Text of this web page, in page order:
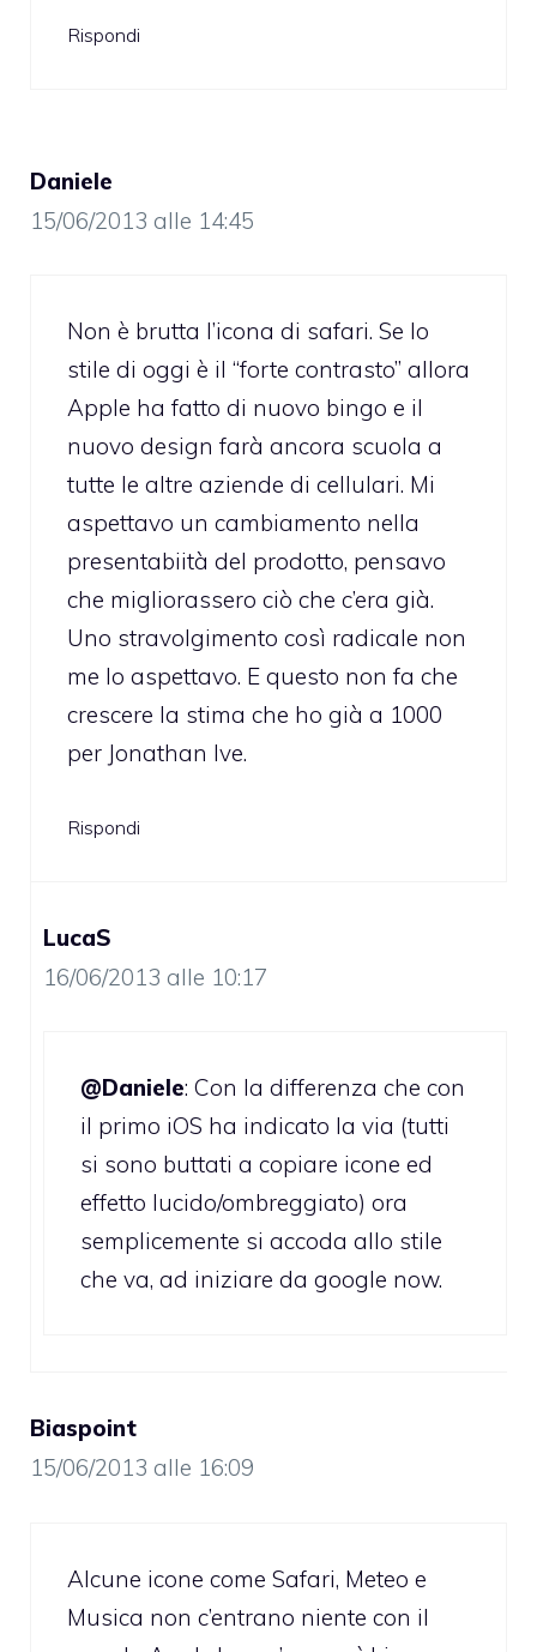
Rispondi
Daniele
15/06/2013 alle 14:45
Non è brutta l’icona di safari. Se lo
stile di oggi è il “forte contrasto” allora
Apple ha fatto di nuovo bingo e il
nuovo design farà ancora scuola a
tutte le altre aziende di cellulari. Mi
aspettavo un cambiamento nella
presentabiità del prodotto, pensavo
che migliorassero ciò che c’era già.
Uno stravolgimento così radicale non
me lo aspettavo. E questo non fa che
crescere la stima che ho già a 1000
per Jonathan Ive.
Rispondi
LucaS
16/06/2013 alle 10:17
@Daniele: Con la differenza che con
il primo iOS ha indicato la via (tutti
si sono buttati a copiare icone ed
effetto lucido/ombreggiato) ora
semplicemente si accoda allo stile
che va, ad iniziare da google now.
Biaspoint
15/06/2013 alle 16:09
Alcune icone come Safari, Meteo e
Musica non c’entrano niente con il